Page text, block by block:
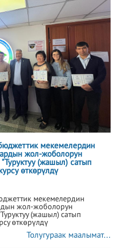
мекемелердин
жол-жоболорун
"Туруктуу (жашыл) сатып
өткөрүлдү
мекемелердин
жол-жоболорун
(жашыл) сатып
өткөрүлдү
Толугураак маалымат...